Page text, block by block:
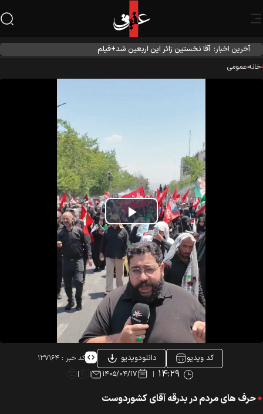
آخرین اخبار: آقا نخستین زائر این اربعین شد+فیلم
عمومی
Play
Video
کد ویدیو دانلودویدیو کد خبر : ۱۳۷۱۶۴
۱۴:۲۹ ۱۴۰۵/۰۴/۱۷
حرف های مردم در بدرقه آقای کشوردوست